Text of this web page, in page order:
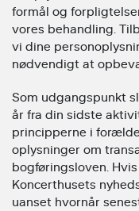
formål og
vores behandling.
vi dine
nødvendigt at
Som udgangspunkt
år fra din sidste
principperne i
oplysninger om
bogføringsloven.
Koncerthusets
uanset hvornår